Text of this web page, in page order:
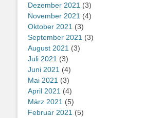
Dezember 2021 (3)
November 2021 (4)
Oktober 2021 (3)
September 2021 (3)
August 2021 (3)
Juli 2021 (3)
Juni 2021 (4)
Mai 2021 (3)
April 2021 (4)
März 2021 (5)
Februar 2021 (5)